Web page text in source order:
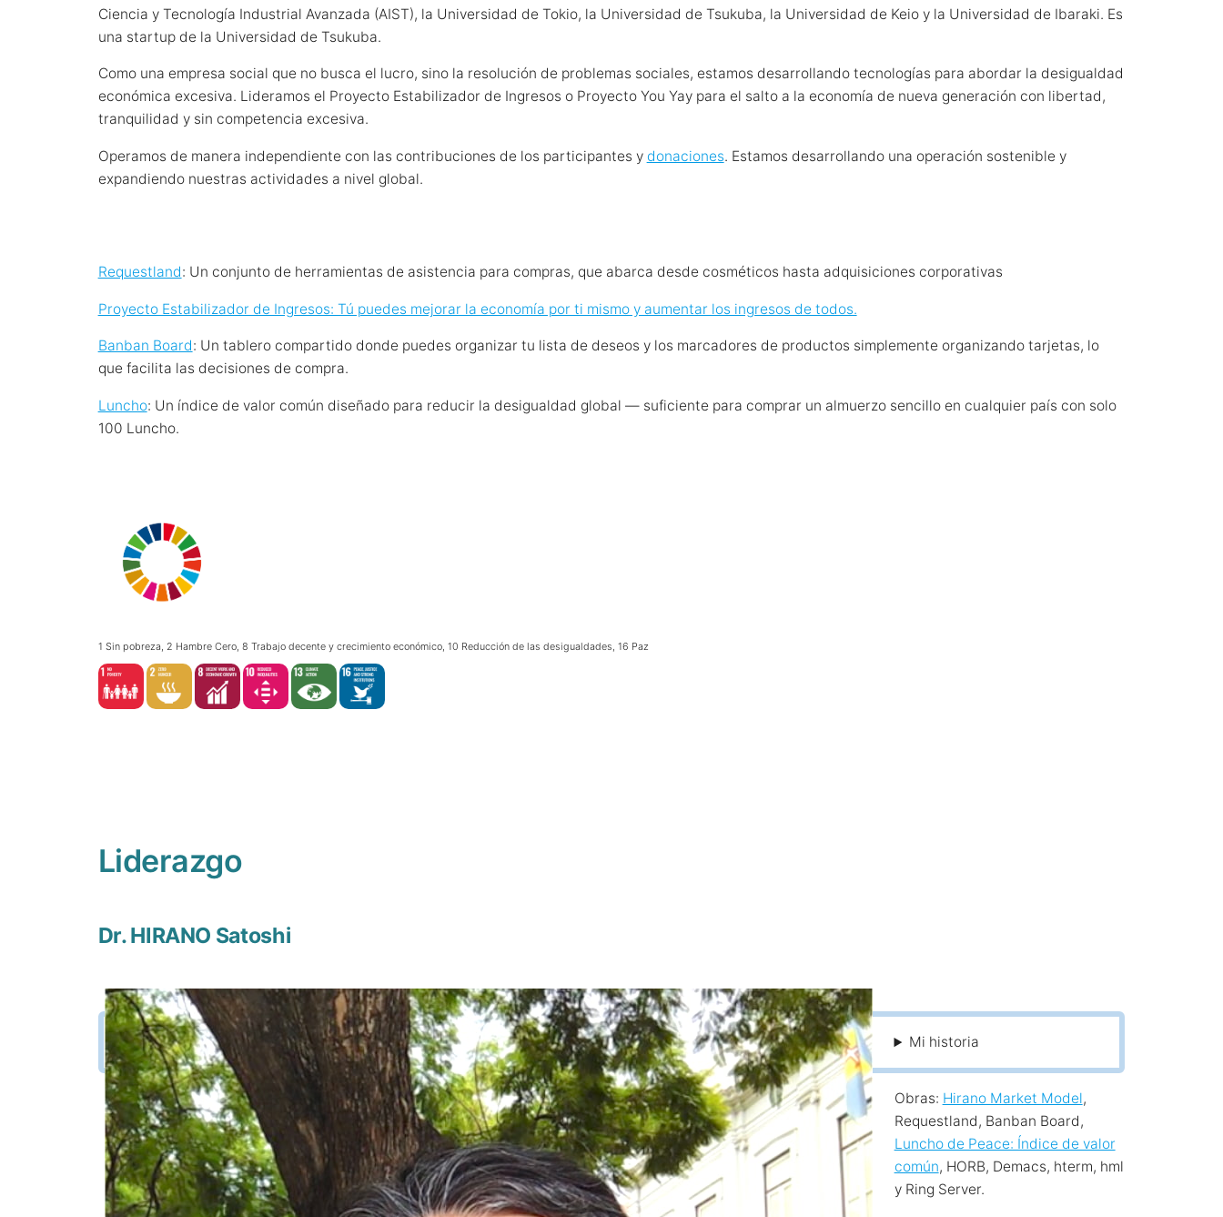
Ciencia y Tecnología Industrial Avanzada (AIST), la Universidad de Tokio, la Universidad de Tsukuba, la Universidad de Keio y la Universidad de Ibaraki. Es
una startup de la Universidad de Tsukuba.
Como una empresa social que no busca el lucro, sino la resolución de problemas sociales, estamos desarrollando tecnologías para abordar la desigualdad
económica excesiva. Lideramos el Proyecto Estabilizador de Ingresos o Proyecto You Yay para el salto a la economía de nueva generación con libertad,
tranquilidad y sin competencia excesiva.
Operamos de manera independiente con las contribuciones de los participantes y donaciones. Estamos desarrollando una operación sostenible y
expandiendo nuestras actividades a nivel global.
Requestland: Un conjunto de herramientas de asistencia para compras, que abarca desde cosméticos hasta adquisiciones corporativas
Proyecto Estabilizador de Ingresos: Tú puedes mejorar la economía por ti mismo y aumentar los ingresos de todos.
Banban Board: Un tablero compartido donde puedes organizar tu lista de deseos y los marcadores de productos simplemente organizando tarjetas, lo
que facilita las decisiones de compra.
Luncho: Un índice de valor común diseñado para reducir la desigualdad global — suficiente para comprar un almuerzo sencillo en cualquier país con solo
100 Luncho.
1 Sin pobreza, 2 Hambre Cero, 8 Trabajo decente y crecimiento económico, 10 Reducción de las desigualdades, 16 Paz
Liderazgo
Dr. HIRANO Satoshi
Mi historia
Obras: Hirano Market Model,
Requestland, Banban Board,
Luncho de Peace: Índice de valor
común, HORB, Demacs, hterm, hml
y Ring Server.